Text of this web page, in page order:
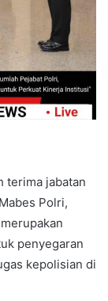
terima jabatan
Polri,
penyegaran
kepolisian di